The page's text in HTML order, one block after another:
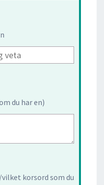
du har en)
korsord som du